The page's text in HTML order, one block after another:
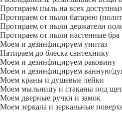
Протираем пыль на всех
Протираем от пыли батарею
Протираем от пыли держатели
Протираем от пыли настенные бра
Моем и дезинфицируем унитаз
Натираем до блеска сантехнику
Моем и дезинфицируем раковину
Моем и дезинфицируем ванную/
Моем краны и душевые лейки
Моем мыльницу и стаканы под
Моем дверные ручки и замок
Моем зеркала и зеркальные